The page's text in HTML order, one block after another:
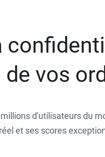
vos
d'utilisateurs du
et ses scores